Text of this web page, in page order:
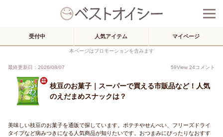
受付中 人気アイテム マイページ
本ページはプロモーションを含みます
最終更新日：2026/08/07 59View 24コメント
枝豆のお菓子｜スーパーで買える市販品など！人気
のえだまめスナックは？
美味しい枝豆のお菓子を通販で探しています。ポテチやせんべい、フリーズドライ
タイプなど病みつきになる人気商品が知りたいです。おつまみにぴったりなおすす